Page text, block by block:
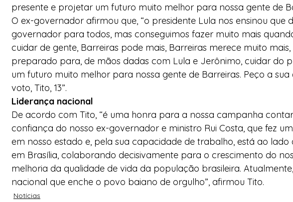
Datas Comemorativas
presente e projetar um futuro muito melhor para nossa gente de
O ex-governador afirmou que, “o presidente Lula nos ensinou que
governador para todos, mas conseguimos fazer muito mais
cuidar de gente, Barreiras pode mais, Barreiras merece muito mais,
preparado para, de mãos dadas com Lula e Jerônimo, cuidar do
um futuro muito melhor para nossa gente de Barreiras. Peço a sua
voto, Tito, 13”.
Liderança nacional
De acordo com Tito, “é uma honra para a nossa campanha
confiança do nosso ex-governador e ministro Rui Costa, que fez
em nosso estado e, pela sua capacidade de trabalho, está ao lado
em Brasília, colaborando decisivamente para o crescimento do
melhoria da qualidade de vida da população brasileira.
nacional que enche o povo baiano de orgulho”, afirmou Tito.
Notícias